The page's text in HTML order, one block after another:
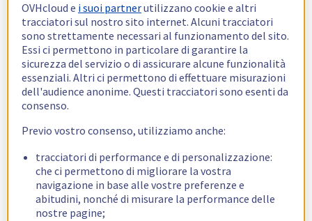
OVHcloud e i suoi partnerutilizzano cookie e altri
tracciatori sul nostro sito internet. Alcuni tracciatori
sono strettamente necessari al funzionamento del sito.
Essi ci permettono in particolare di garantire la
sicurezza del servizio o di assicurare alcune funzionalità
essenziali. Altri ci permettono di effettuare misurazioni
dell'audience anonime. Questi tracciatori sono esenti da
consenso.
Previo vostro consenso, utilizziamo anche:
tracciatori di performance e di personalizzazione:
che ci permettono di migliorare la vostra
navigazione in base alle vostre preferenze e
abitudini, nonché di misurare la performance delle
nostre pagine;